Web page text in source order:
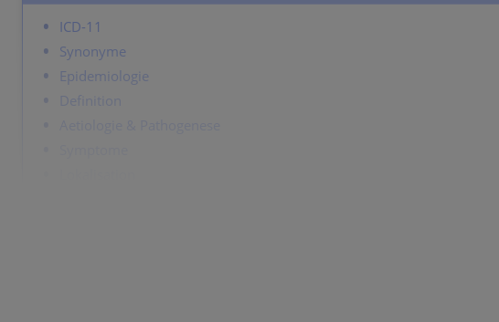
ICD-11
Synonyme
Epidemiologie
Definition